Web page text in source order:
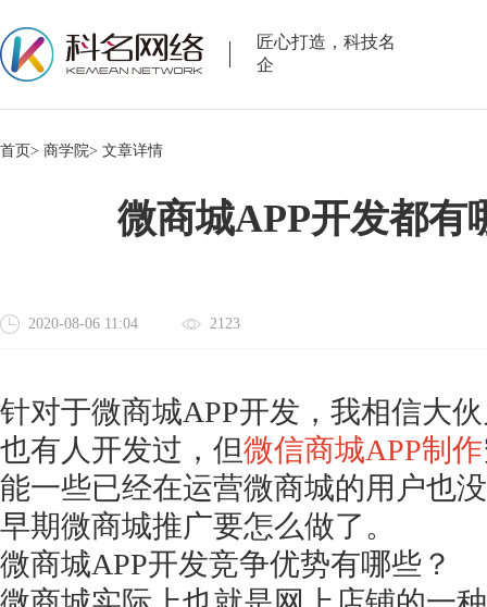
匠心打造，科技名
企
首页> 商学院> 文章详情
微商城APP开发都有
2020-08-06 11:04 2123
针对于微商城APP开发，我相信大
也有人开发过，但微信商城APP制作
能一些已经在运营微商城的用户也
早期微商城推广要怎么做了。
微商城APP开发竞争优势有哪些？